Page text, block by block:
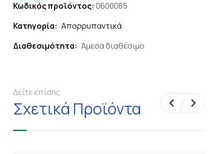
Κωδικός προϊόντος: 0600085
Κατηγορία: Απορρυπαντικά
Διαθεσιμότητα: Άμεσα διαθέσιμο
Δείτε επίσης
Σχετικά Προϊόντα